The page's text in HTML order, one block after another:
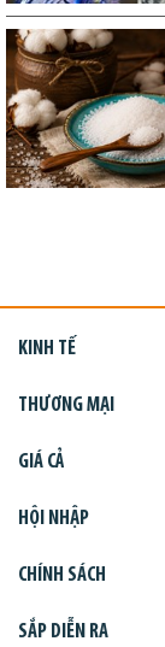
KINH TẾ
THƯƠNG MẠI
GIÁ CẢ
HỘI NHẬP
CHÍNH SÁCH
SẮP DIỄN RA